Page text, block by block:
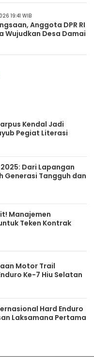
19:41 WIB
Anggota DPR RI
Wujudkan Desa Damai
Kendal Jadi
Pegiat Literasi
Dari Lapangan
Generasi Tangguh dan
Manajemen
Teken Kontrak
Motor Trail
Ke-7 Hiu Selatan
Hard Enduro
Laksamana Pertama